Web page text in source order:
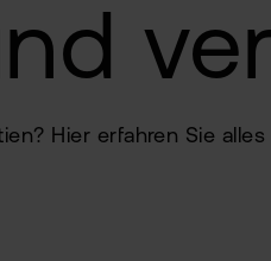
Hier erfahren Sie